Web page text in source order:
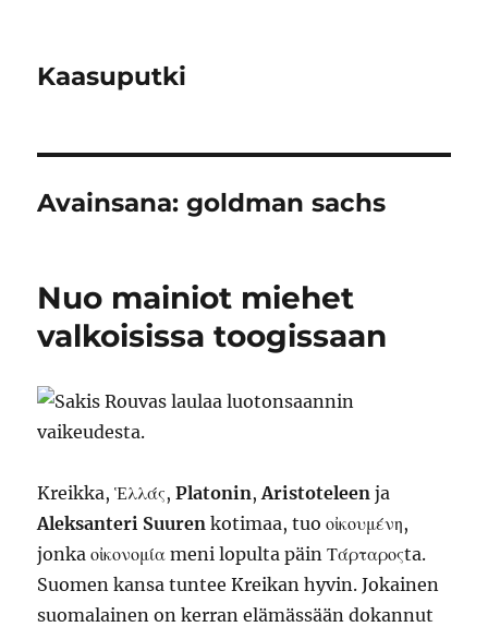
Kaasuputki
Avainsana:goldman sachs
Nuo mainiot miehet
valkoisissa toogissaan
Kreikka, Ἑλλάς,Platonin,Aristoteleen ja
Aleksanteri Suuren kotimaa, tuo οἰκουμένη,
jonka οἰκονομία meni lopulta päin Τάρταροςta.
Suomen kansa tuntee Kreikan hyvin. Jokainen
suomalainen on kerran elämässään dokannut